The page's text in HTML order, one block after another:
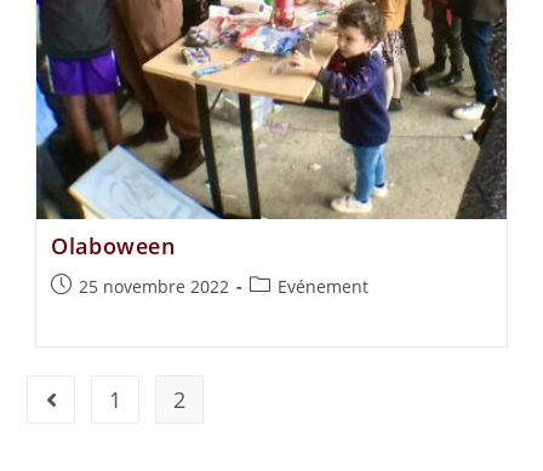
Olaboween
25 novembre 2022 Evénement
1 2